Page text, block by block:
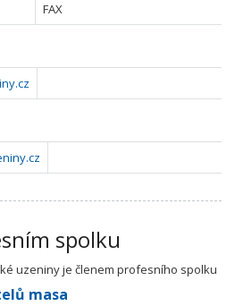
FAX
spolku
uzeniny je členem profesního spolku
masa